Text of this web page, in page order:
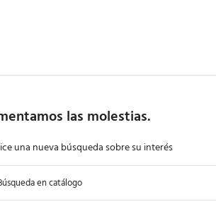
las molestias.
una nueva búsqueda sobre su interés